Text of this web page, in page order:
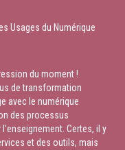
Usages du Numérique
du moment !
de transformation
avec le numérique
des processus
Certes, il y
et des outils, mais